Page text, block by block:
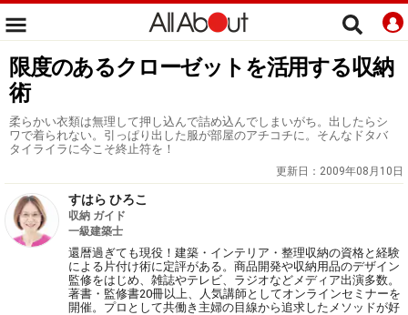
限度のあるクローゼットを活用する収納
術
柔らかい衣類は無理して押し込んで詰め込んでしまいがち。出したらシ
ワで着られない。引っぱり出した服が部屋のアチコチに。そんなドタバ
タイライラに今こそ終止符を！
更新日： 2009年08月10日
すはら ひろこ
収納 ガイド
一級建築士
還暦過ぎても現役！建築・インテリア・整理収納の資格と経験
による片付け術に定評がある。商品開発や収納用品のデザイン
監修をはじめ、雑誌やテレビ、ラジオなどメディア出演多数。
著書・監修書20冊以上、人気講師としてオンラインセミナーを
開催。プロとして共働き主婦の目線から追求したメソッドが好